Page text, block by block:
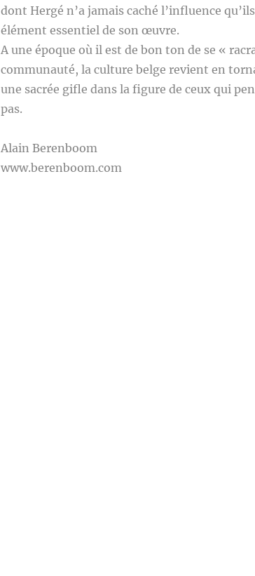
dont Hergé n’a jamais caché l’influence
élément essentiel de son œuvre.
A une époque où il est de bon ton de se «
communauté, la culture belge revient en
une sacrée gifle dans la figure de ceux qui
pas.
Alain Berenboom
www.berenboom.com